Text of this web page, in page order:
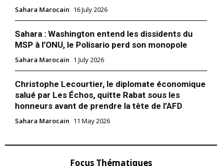
Sahara Marocain 16 July 2026
Sahara : Washington entend les dissidents du
MSP à l’ONU, le Polisario perd son monopole
Sahara Marocain 1 July 2026
Christophe Lecourtier, le diplomate économique
salué par Les Échos, quitte Rabat sous les
honneurs avant de prendre la tête de l’AFD
Sahara Marocain 11 May 2026
Focus Thématiques